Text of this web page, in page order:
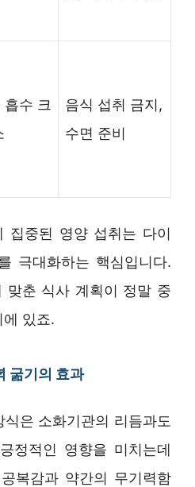
흡수 크
음식 섭취 금지,
수면 준비
집중된 영양 섭취는 다이
극대화하는 핵심입니다.
맞춘 식사 계획이 정말 중
에 있죠.
굶기의 효과
은 소화기관의 리듬과도
정적인 영향을 미치는데
복감과 약간의 무기력함